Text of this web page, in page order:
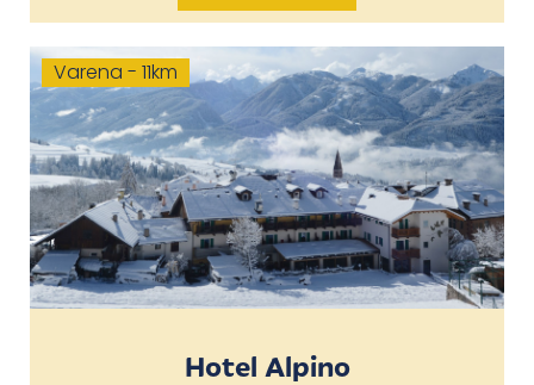
Varena - 11km
Hotel Alpino